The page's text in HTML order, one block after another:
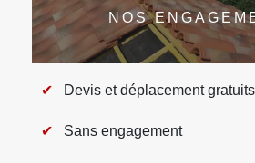
NOS
Devis et déplacement gratuits
Sans engagement